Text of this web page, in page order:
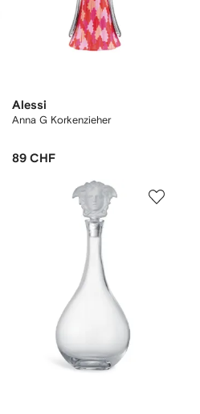
Alessi
Anna G Korkenzieher
89 CHF